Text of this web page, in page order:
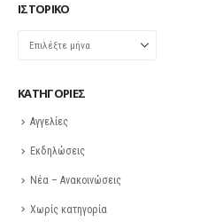
ΙΣΤΟΡΙΚΌ
Ιστορικό
KΑΤΗΓΟΡΊΕΣ
Αγγελίες
Εκδηλώσεις
Νέα – Ανακοινώσεις
Χωρίς κατηγορία